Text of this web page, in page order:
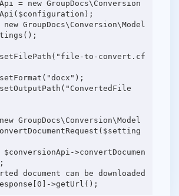
= new GroupDocs\Conversion
GroupDocs\Conversion\Model
to-convert.cf
GroupDocs\Conversion\Model
>convertDocumen
document can be downloaded